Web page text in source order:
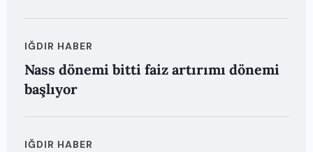
IĞDIR HABER
Nass dönemi bitti faiz artırımı dönemi
başlıyor
IĞDIR HABER